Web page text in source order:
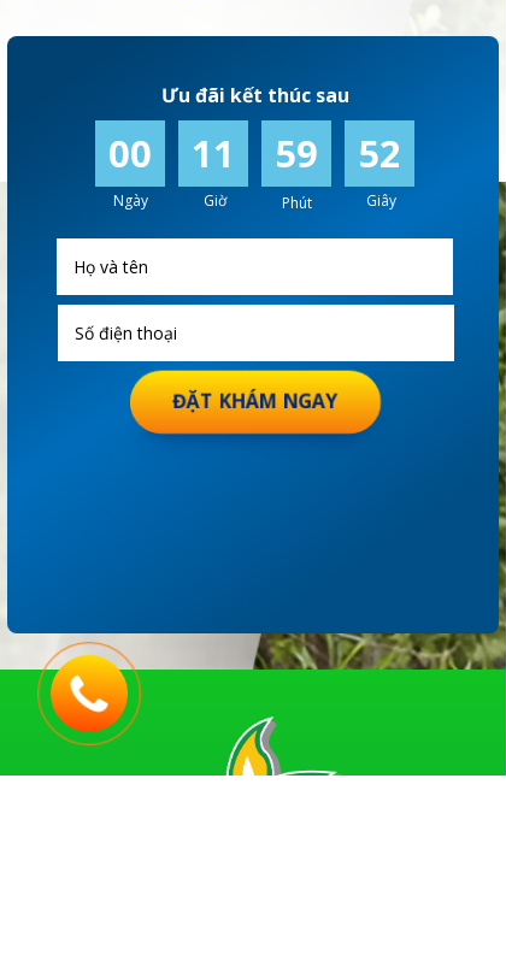
ĐẶT KHÁM NGAY
00 11 59 51
Ưu đãi kết thúc sau
Ngày Giờ Phút Giây